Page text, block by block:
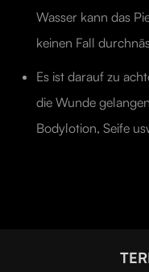
Wasser kann das
keinen Fall
Es ist darauf zu
die Wunde
Bodylotion, Seife